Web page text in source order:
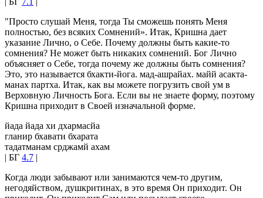
"Просто слушай Меня, тогда Ты сможешь понять Меня
полностью, без всяких Сомнений». Итак, Кришна дает
указание Лично, о Себе. Почему должны быть какие-то
сомнения? Не может быть никаких сомнений. Бог Лично
объясняет о Себе, тогда почему же должны быть сомнения?
Это, это называется бхакти-йога. мад-ашрайах. майй асакта-
манах партха. Итак, как вы можете погрузить свой ум в
Верховную Личность Бога. Если вы не знаете форму, поэтому
Кришна приходит в Своей изначальной форме.
йада йада хи дхармасйа
гланир бхавати бхарата
тадатманам срджамй ахам
| БГ 4.7 |
Когда люди забывают или занимаются чем-то другим,
негодяйством, душкритинах, в это время Он приходит. Он